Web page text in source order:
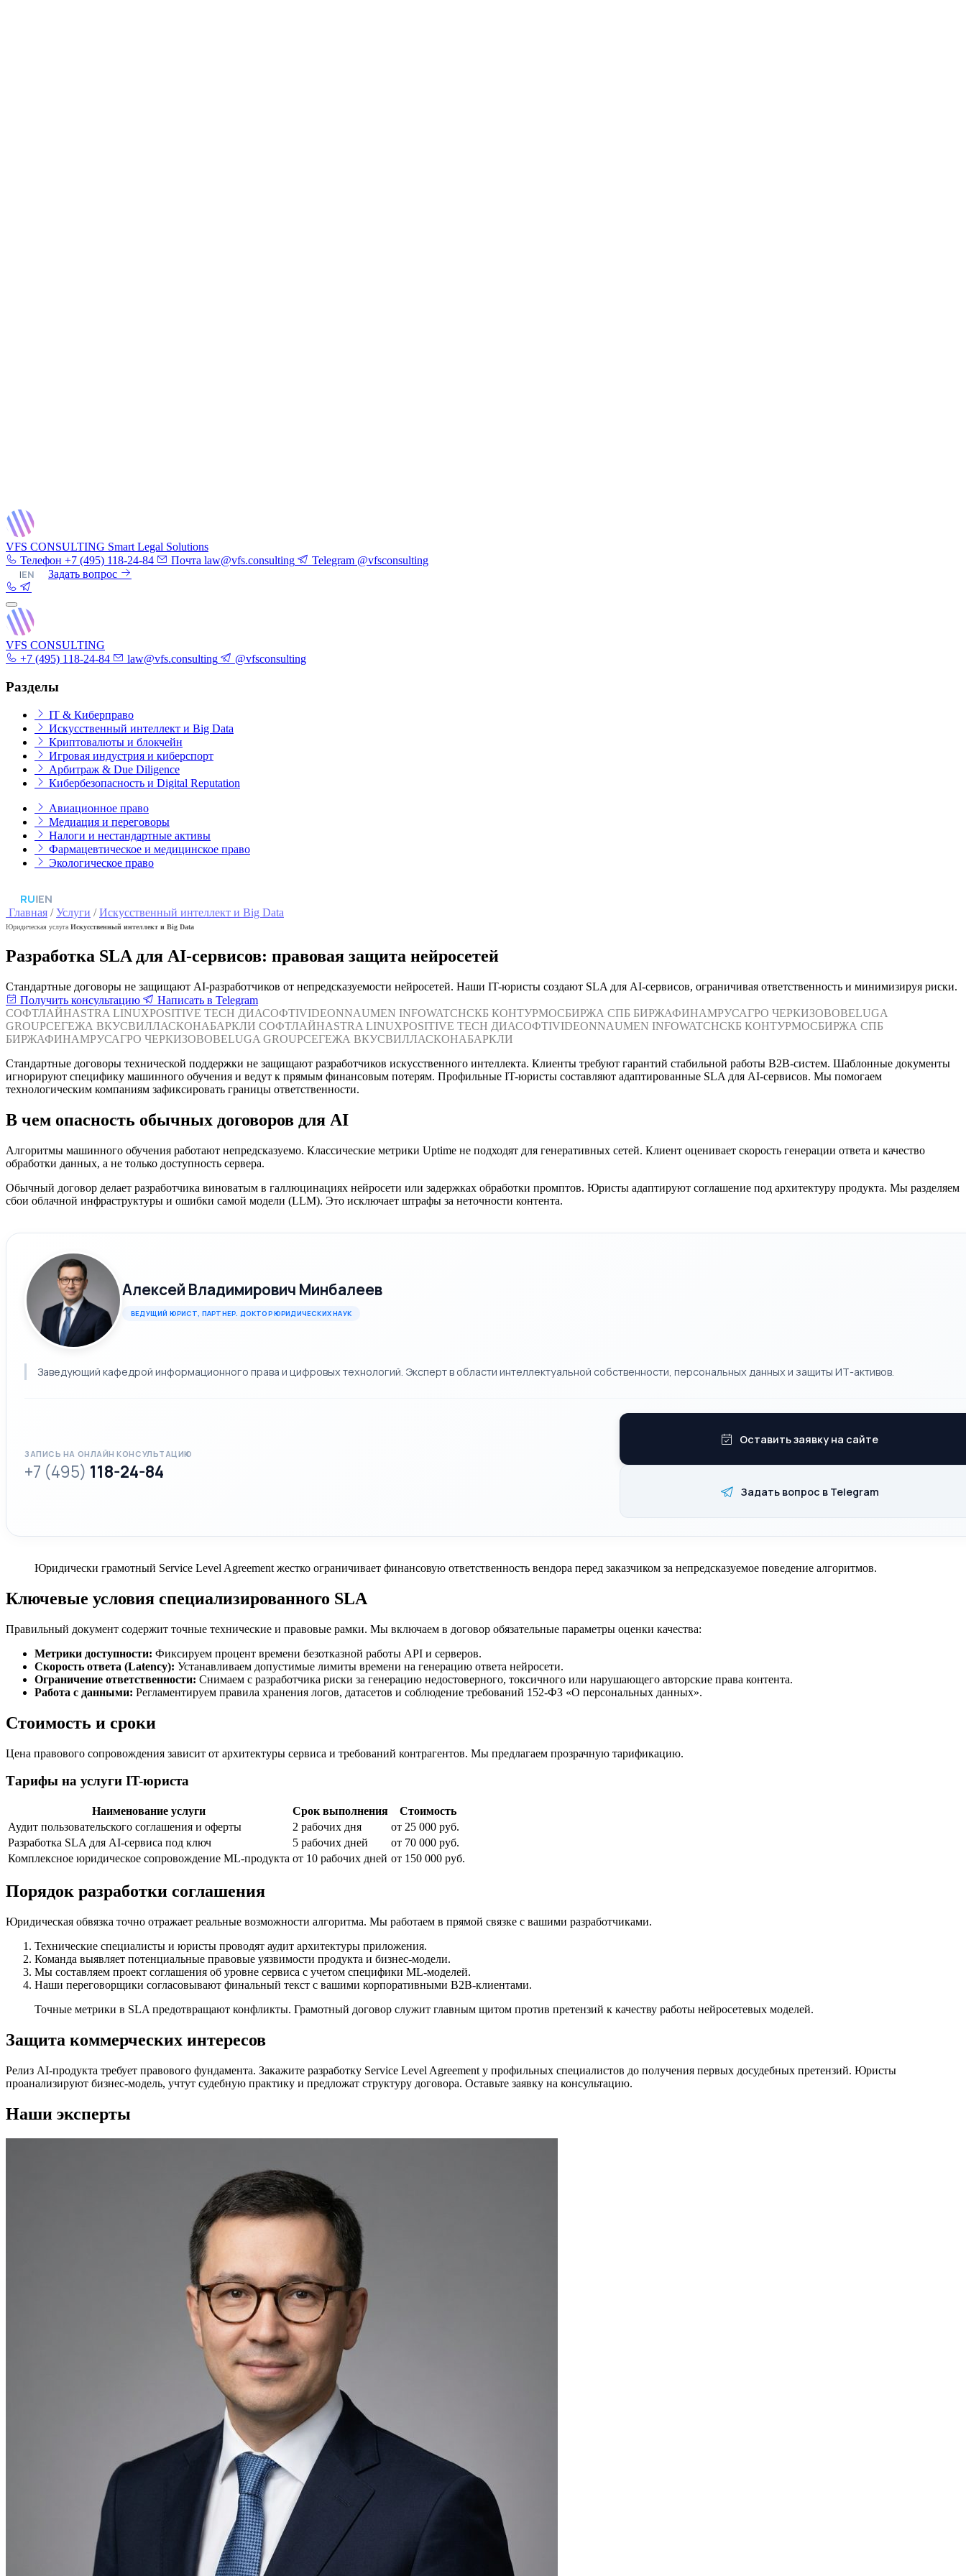
VFS CONSULTING Smart Legal Solutions
Телефон +7 (495) 118-24-84 Почта law@vfs.consulting Telegram @vfsconsulting
|EN Задать вопрос
VFS CONSULTING
+7 (495) 118-24-84
law@vfs.consulting @vfsconsulting
Разделы
IT & Киберправо
Искусственный интеллект и Big Data
Криптовалюты и блокчейн
Игровая индустрия и киберспорт
Арбитраж & Due Diligence
Кибербезопасность и Digital Reputation
Авиационное право
Медиация и переговоры
Налоги и нестандартные активы
Фармацевтическое и медицинское право
Экологическое право
RU|EN
Главная /Услуги /Искусственный интеллект и Big Data
Юридическая услуга Искусственный интеллект и Big Data
Разработка SLA для AI-сервисов: правовая защита нейросетей
Стандартные договоры не защищают AI-разработчиков от непредсказуемости нейросетей. Наши IT-юристы создают SLA для AI-сервисов, ограничивая ответственность и минимизируя риски.
Получить консультацию
Написать в Telegram
СОФТЛАЙНASTRA LINUXPOSITIVE TECH ДИАСОФТIVIDEONNAUMEN INFOWATCHСКБ КОНТУРМОСБИРЖА СПБ БИРЖАФИНАМРУСАГРО ЧЕРКИЗОВОBELUGA
GROUPСЕГЕЖА ВКУСВИЛЛАСКОНАБАРКЛИ СОФТЛАЙНASTRA LINUXPOSITIVE TECH ДИАСОФТIVIDEONNAUMEN INFOWATCHСКБ КОНТУРМОСБИРЖА СПБ
БИРЖАФИНАМРУСАГРО ЧЕРКИЗОВОBELUGA GROUPСЕГЕЖА ВКУСВИЛЛАСКОНАБАРКЛИ
Стандартные договоры технической поддержки не защищают разработчиков искусственного интеллекта. Клиенты требуют гарантий стабильной работы B2B-систем. Шаблонные документы
игнорируют специфику машинного обучения и ведут к прямым финансовым потерям. Профильные IT-юристы составляют адаптированные SLA для AI-сервисов. Мы помогаем
технологическим компаниям зафиксировать границы ответственности.
В чем опасность обычных договоров для AI
Алгоритмы машинного обучения работают непредсказуемо. Классические метрики Uptime не подходят для генеративных сетей. Клиент оценивает скорость генерации ответа и качество
обработки данных, а не только доступность сервера.
Обычный договор делает разработчика виноватым в галлюцинациях нейросети или задержках обработки промптов. Юристы адаптируют соглашение под архитектуру продукта. Мы разделяем
сбои облачной инфраструктуры и ошибки самой модели (LLM). Это исключает штрафы за неточности контента.
Алексей Владимирович Минбалеев
ВЕДУЩИЙ ЮРИСТ, ПАРТНЕР. ДОКТОР ЮРИДИЧЕСКИХ НАУК
Заведующий кафедрой информационного права и цифровых технологий. Эксперт в области интеллектуальной собственности, персональных данных и защиты ИТ-активов.
ЗАПИСЬ НА ОНЛАЙН КОНСУЛЬТАЦИЮ
+7 (495) 118-24-84
Оставить заявку на сайте
Задать вопрос в Telegram
Юридически грамотный Service Level Agreement жестко ограничивает финансовую ответственность вендора перед заказчиком за непредсказуемое поведение алгоритмов.
Ключевые условия специализированного SLA
Правильный документ содержит точные технические и правовые рамки. Мы включаем в договор обязательные параметры оценки качества:
Метрики доступности: Фиксируем процент времени безотказной работы API и серверов.
Скорость ответа (Latency): Устанавливаем допустимые лимиты времени на генерацию ответа нейросети.
Ограничение ответственности: Снимаем с разработчика риски за генерацию недостоверного, токсичного или нарушающего авторские права контента.
Работа с данными: Регламентируем правила хранения логов, датасетов и соблюдение требований 152-ФЗ «О персональных данных».
Стоимость и сроки
Цена правового сопровождения зависит от архитектуры сервиса и требований контрагентов. Мы предлагаем прозрачную тарификацию.
Тарифы на услуги IT-юриста
Наименование услуги Срок выполнения
Стоимость
Аудит пользовательского соглашения и оферты
2 рабочих дня
от 25 000 руб.
Разработка SLA для AI-сервиса под ключ
5 рабочих дней
от 70 000 руб.
Комплексное юридическое сопровождение ML-продукта от 10 рабочих дней от 150 000 руб.
Порядок разработки соглашения
Юридическая обвязка точно отражает реальные возможности алгоритма. Мы работаем в прямой связке с вашими разработчиками.
Технические специалисты и юристы проводят аудит архитектуры приложения.
Команда выявляет потенциальные правовые уязвимости продукта и бизнес-модели.
Мы составляем проект соглашения об уровне сервиса с учетом специфики ML-моделей.
Наши переговорщики согласовывают финальный текст с вашими корпоративными B2B-клиентами.
Точные метрики в SLA предотвращают конфликты. Грамотный договор служит главным щитом против претензий к качеству работы нейросетевых моделей.
Защита коммерческих интересов
Релиз AI-продукта требует правового фундамента. Закажите разработку Service Level Agreement у профильных специалистов до получения первых досудебных претензий. Юристы
проанализируют бизнес-модель, учтут судебную практику и предложат структуру договора. Оставьте заявку на консультацию.
Наши эксперты